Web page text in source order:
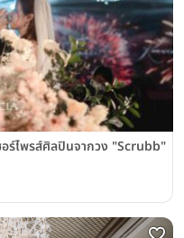
ร์ไพรส์ศิลปินจากวง "Scrubb"